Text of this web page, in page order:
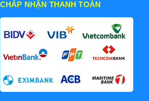
CHẤP NHẬN THANH TOÁN